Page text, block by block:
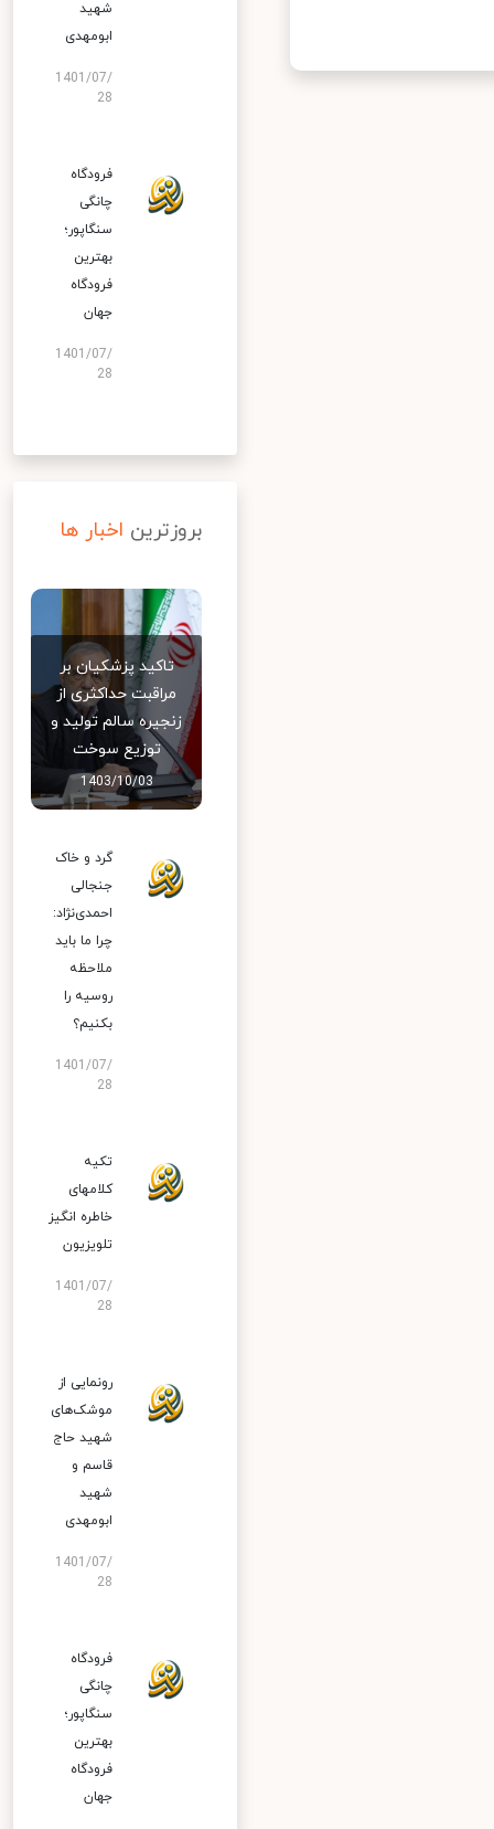
شهید
ابومهدی
1401/07/
28
فرودگاه
چانگی
سنگاپور؛
بهترین
فرودگاه
جهان
1401/07/
28
بروزترین اخبار ها
تاکید پزشکیان بر
مراقبت حداکثری از
زنجیره سالم تولید و
توزیع سوخت
1403/10/03
گرد و خاک
جنجالی
احمدی‌نژاد:
چرا ما باید
ملاحظه
روسیه را
بکنیم؟
1401/07/
28
تکیه
کلامهای
خاطره انگیز
تلویزیون
1401/07/
28
رونمایی از
موشک‌های
شهید حاج
قاسم و
شهید
ابومهدی
1401/07/
28
فرودگاه
چانگی
سنگاپور؛
بهترین
فرودگاه
جهان